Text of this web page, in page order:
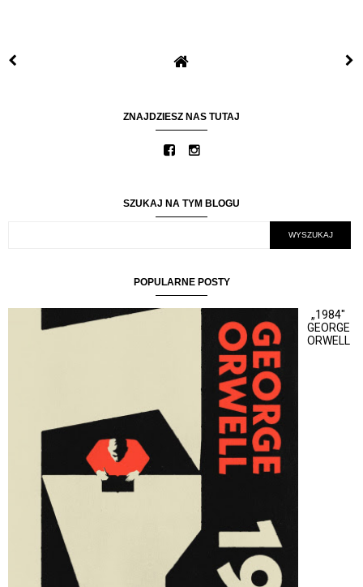
ZNAJDZIESZ NAS TUTAJ
SZUKAJ NA TYM BLOGU
POPULARNE POSTY
„1984"
GEORGE
ORWELL